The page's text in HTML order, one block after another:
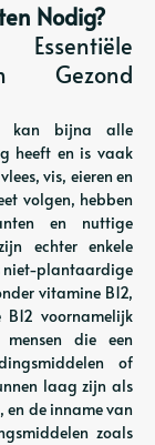
Nodig?
Gezond
kan bijna alle
heeft en is vaak
vis, eieren en
volgen, hebben
en nuttige
echter enkele
niet-plantaardige
vitamine B12,
voornamelijk
die een
of
laag zijn als
de inname van
zoals